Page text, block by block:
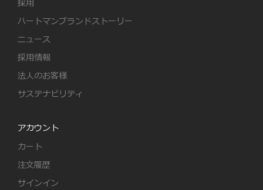
採用
ハートマンブランドストーリー
ニュース
採用情報
法人のお客様
サステナビリティ
アカウント
カート
注文履歴
サインイン